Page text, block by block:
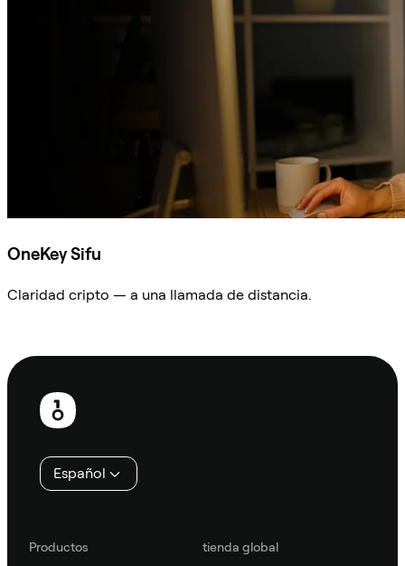
OneKey Sifu
Claridad cripto — a una llamada de distancia.
Pie
página
Español
Productos
tienda global